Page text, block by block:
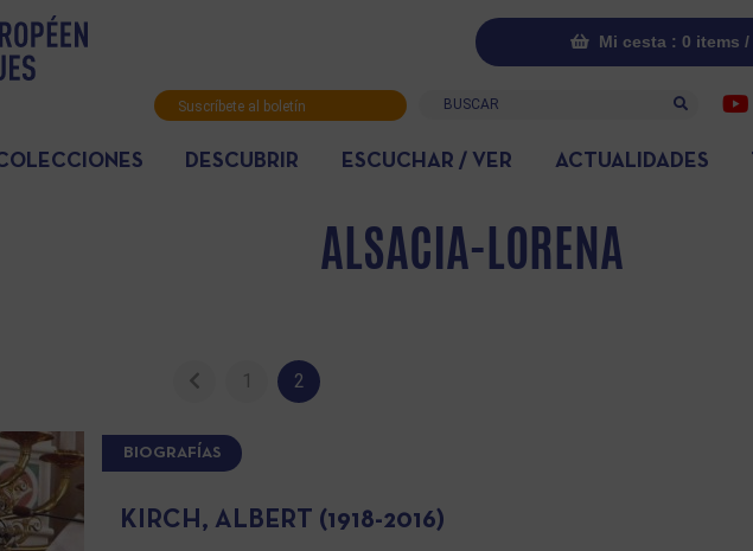
Mi cesta : 0 items /
Suscríbete al boletín
Buscar
DESCUBRIR ESCUCHAR / VER ACTUALIDADES
ALSACIA-LORENA
1 2
BIOGRAFÍAS
KIRCH, ALBERT (1918-2016)